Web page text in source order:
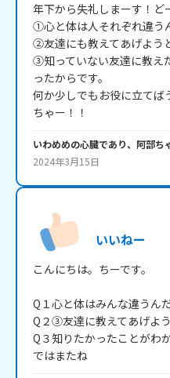
年下から失礼しまーす！ど
①心と体は人それぞれ違う
②友達にも教えてあげよう
③知っていない友達に教え
ったからです。
何か少しでもお役に立てば
ちゃー！！
いわめめの心臓であり、阿部ち
2024年3月15日
いいねー
こんにちは。ちーです。
Q１心と体はみんな違うん
Q２③友達に教えてあげよ
Q３知りたかったことがわ